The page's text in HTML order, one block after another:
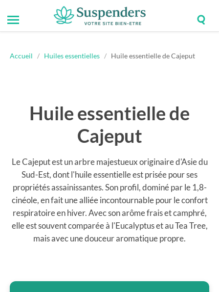
Suspenders
Toggle
mobile
Accueil / Huiles essentielles / Huile essentielle de Cajeput
Huile essentielle de
Cajeput
Le Cajeput est un arbre majestueux originaire d'Asie du
Sud-Est, dont l'huile essentielle est prisée pour ses
propriétés assainissantes. Son profil, dominé par le 1,8-
cinéole, en fait une alliée incontournable pour le confort
respiratoire en hiver. Avec son arôme frais et camphré,
elle est souvent comparée à l'Eucalyptus et au Tea Tree,
mais avec une douceur aromatique propre.